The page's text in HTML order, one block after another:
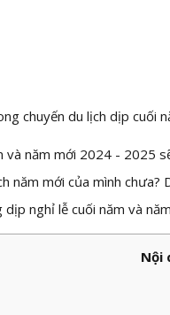
chuyến du lịch dịp cuối
và năm mới 2024 - 2025
năm mới của mình
nghỉ lễ cuối năm và
Nội